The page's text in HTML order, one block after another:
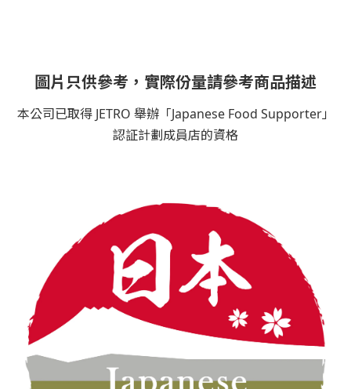
圖片只供參考，實際份量請參考商品描述
本公司已取得 JETRO 舉辦「Japanese Food Supporter」
認証計劃成員店的資格